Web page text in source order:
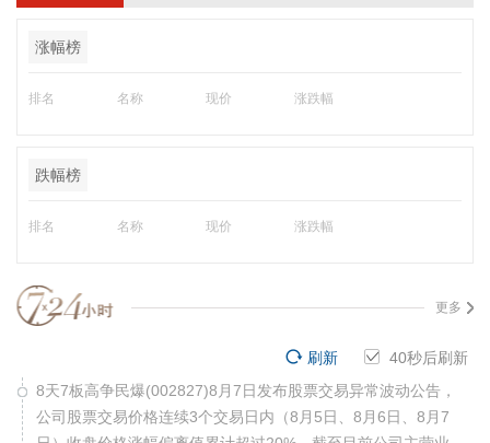
涨幅榜
排名 名称 现价 涨跌幅
跌幅榜
排名 名称 现价 涨跌幅
更多
40秒后刷新
刷新
8天7板高争民爆(002827)8月7日发布股票交易异常波动公告，
公司股票交易价格连续3个交易日内（8月5日、8月6日、8月7